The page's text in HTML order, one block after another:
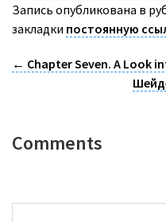
Запись опубликована в
закладки постоянную
← Chapter Seven. A Look
Comments